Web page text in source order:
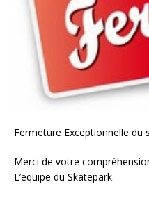
Fermeture Exceptionnelle du
Merci de votre
L’equipe du Skatepark.